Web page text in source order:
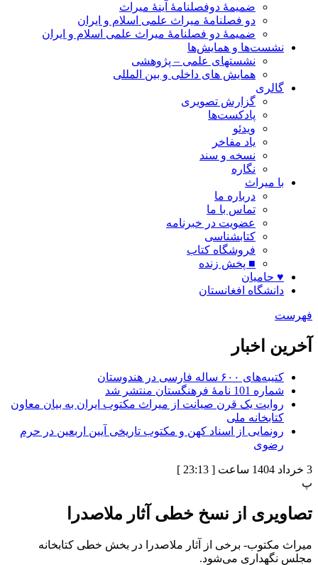
ضمیمۀ دوفصلنامۀ آینۀ میراث
دو فصلنامۀ میراث علمی اسلام و ایران
ضمیمۀ دو فصلنامۀ میراث علمی اسلام و ایران
نشست‌ها و همایش‌ها
نشستهای علمی – پژوهشی
همایش های داخلی و بین المللی
گالری
گزارش تصویری
پادکست‌ها
ویدئو
یاد مفاخر
نسخه و سند
نگاره
با میراث
درباره ما
تماس با ما
عضویت در خبرنامه
کتابشناسی
فروشگاه کتاب
■ پخش زنده
♥ حامیان
دانشگاه افغانستان
فهرست
آخرین اخبار
کتیبه‌های ۶۰۰ ساله فارسی در هندوستان
شماره 101 نامۀ فرهنگستان منتشر شد
روایت یک قرن صیانت از میراث مکتوب ایران به بیان معاون
کتابخانه ملی
رونمایی از اسناد کهن و مکتوب تاریخی آیین اربعین در حرم
رضوی
3 خرداد 1404 ساعت [ 23:13 ]
پ
تصاویری از نسخ خطی آثار ملاصدرا
میراث مکتوب- برخی از آثار ملاصدرا در بخش خطی کتابخانه
مجلس نگهداری می‌شود.